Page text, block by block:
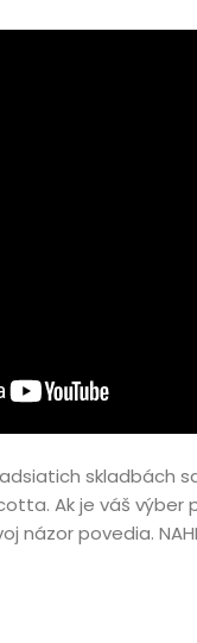
skladbách
Ak je váš výber
názor povedia.